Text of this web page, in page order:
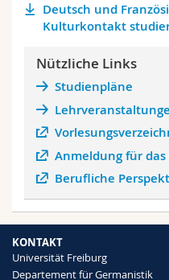
Deutsch und
Kulturkontakt
Nützliche Links
Studienpläne
Anmeldung für
Berufliche
KONTAKT
Universität Freiburg
Departement für Germanistik